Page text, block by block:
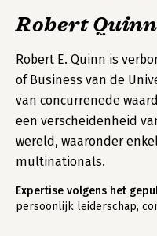
Robert Quinn
Robert E. Quinn is
of Business van de
van concurrenede
een verscheidenheid
wereld, waaronder
multinationals.
Expertise volgens het
persoonlijk leiderschap,